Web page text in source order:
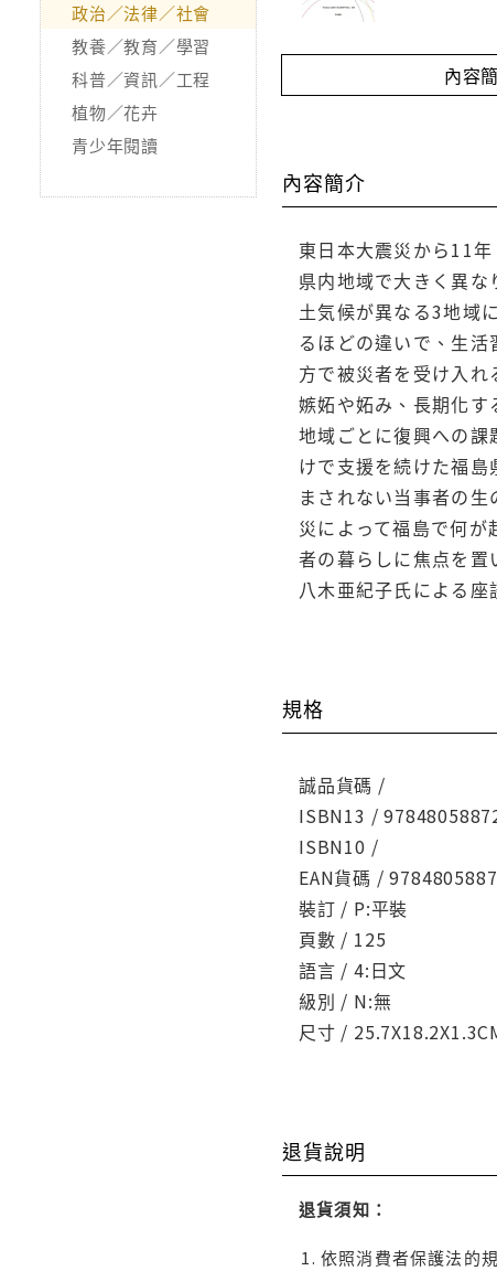
政治／法律／社會
教養／教育／學習
科普／資訊／工程
植物／花卉
青少年閱讀
內容
內容簡介
東日本大震災から11
県内地域で大きく異
土気候が異なる3地域
るほどの違いで、生
方で被災者を受け入
嫉妬や妬み、長期化す
地域ごとに復興への
けで支援を続けた福
まされない当事者の
災によって福島で何
者の暮らしに焦点を
八木亜紀子氏による
規格
誠品貨碼 /
ISBN13 /
ISBN10 /
EAN貨碼 /
裝訂 / P:平裝
頁數 / 125
語言 / 4:日文
級別 / N:無
尺寸 /
退貨說明
退貨須知：
依照消費者保護法的